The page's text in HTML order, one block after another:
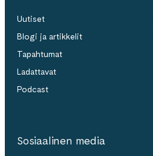
Uutiset
Blogi ja artikkelit
Tapahtumat
Ladattavat
Podcast
Sosiaalinen media